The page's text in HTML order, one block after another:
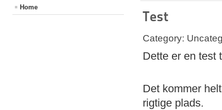
Home
Test
Category:
Dette er en test
Det kommer
rigtige plads.